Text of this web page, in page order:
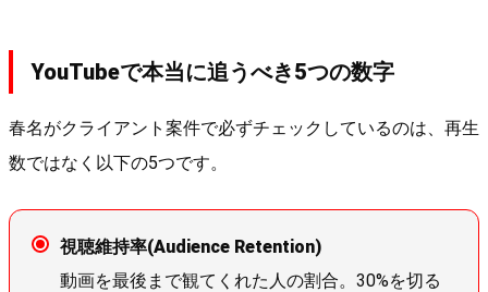
YouTubeで本当に追うべき5つの数字
春名がクライアント案件で必ずチェックしているのは、再生
数ではなく以下の5つです。
視聴維持率(Audience Retention)
動画を最後まで観てくれた人の割合。30%を切る